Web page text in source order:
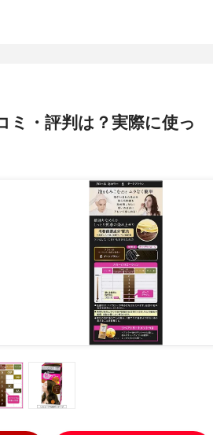
・評判は？実際に使っ